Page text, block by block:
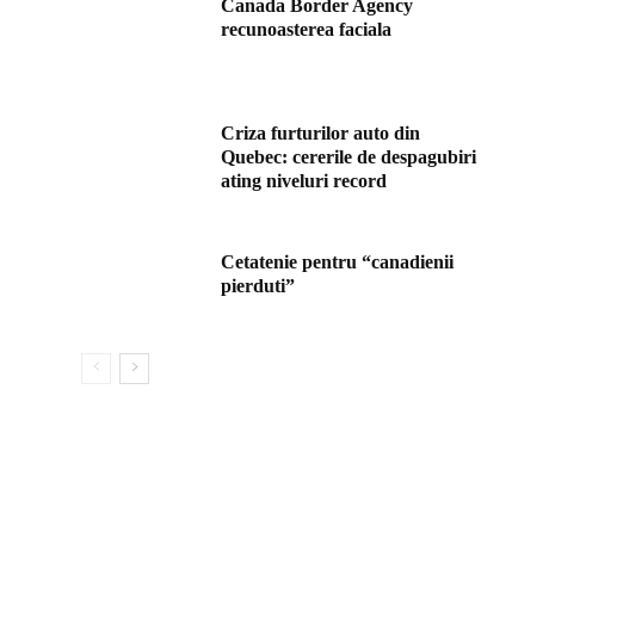
Canada Border Agency
recunoasterea faciala
Criza furturilor auto din
Quebec: cererile de despagubiri
ating niveluri record
Cetatenie pentru “canadienii
pierduti”